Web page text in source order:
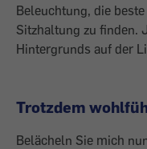
Beleuchtung, die
Sitzhaltung zu finden.
Hintergrunds auf der
Trotzdem
Belächeln Sie mich